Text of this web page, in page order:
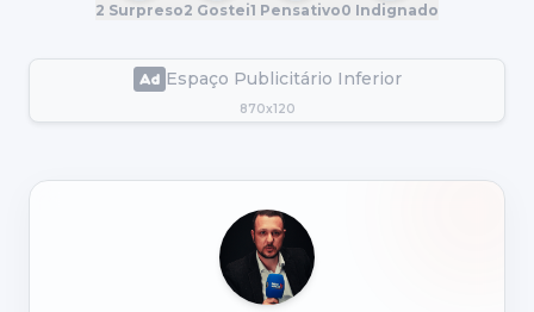
2 Surpreso2 Gostei1 Pensativo0 Indignado
Espaço Publicitário Inferior
870x120